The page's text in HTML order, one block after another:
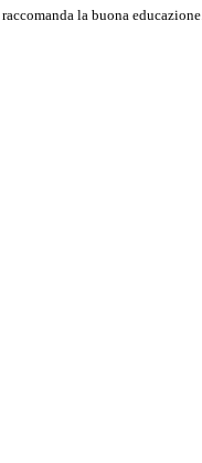
la buona educazione.